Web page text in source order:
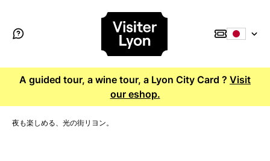
A guided tour, a wine tour, a Lyon City Card ? Visit
our eshop.
夜も楽しめる、光の街リヨン。